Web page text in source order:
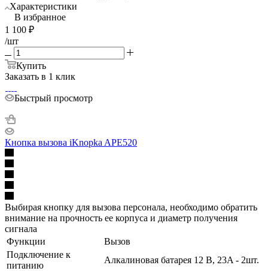
Характеристики
В избранное
1 100 ₽
/шт
Купить
Заказать в 1 клик
Быстрый просмотр
Кнопка вызова iKnopka APE520
Выбирая кнопку для вызова персонала, необходимо обратить
внимание на прочность ее корпуса и диаметр получения
сигнала
Функции
Вызов
Подключение к
питанию
Алкалиновая батарея 12 В, 23A - 2шт.